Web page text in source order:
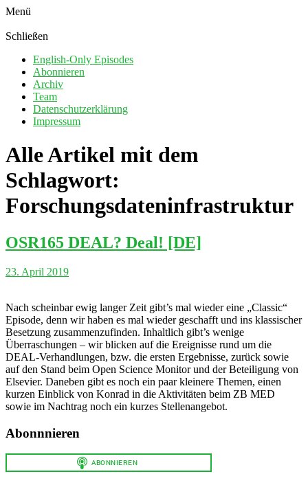
Menü
Schließen
English-Only Episodes
Abonnieren
Archiv
Team
Datenschutzerklärung
Impressum
Alle Artikel mit dem
Schlagwort:
Forschungsdateninfrastruktur
OSR165 DEAL? Deal! [DE]
23. April 2019
Nach scheinbar ewig langer Zeit gibt’s mal wieder eine „Classic“
Episode, denn wir haben es mal wieder geschafft und ins klassischer
Besetzung zusammenzufinden. Inhaltlich gibt’s wenige
Überraschungen – wir blicken auf die Ereignisse rund um die
DEAL-Verhandlungen, bzw. die ersten Ergebnisse, zurück sowie
auf den Stand beim Open Science Monitor und der Beteiligung von
Elsevier. Daneben gibt es noch ein paar kleinere Themen, einen
kurzen Einblick von Konrad in die Aktivitäten beim ZB MED
sowie im Nachtrag noch ein kurzes Stellenangebot.
Abonnnieren